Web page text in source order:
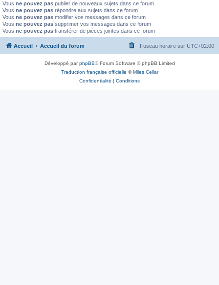
Vous ne pouvez pas publier de nouveaux sujets dans ce forum
Vous ne pouvez pas répondre aux sujets dans ce forum
Vous ne pouvez pas modifier vos messages dans ce forum
Vous ne pouvez pas supprimer vos messages dans ce forum
Vous ne pouvez pas transférer de pièces jointes dans ce forum
Accueil Accueil du forum Fuseau horaire sur UTC+02:00
Développé parphpBB® Forum Software © phpBB Limited
Traduction française officielle ©Miles Cellar
Confidentialité | Conditions